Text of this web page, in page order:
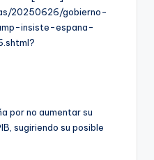
20250626/gobierno-
insiste-espana-
por no aumentar su
sugiriendo su posible